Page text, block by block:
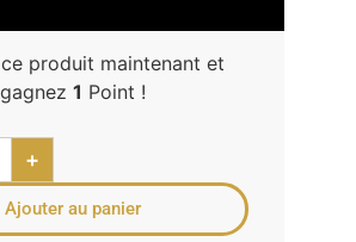
produit maintenant et
gagnez1 Point !
+
Ajouter au panier